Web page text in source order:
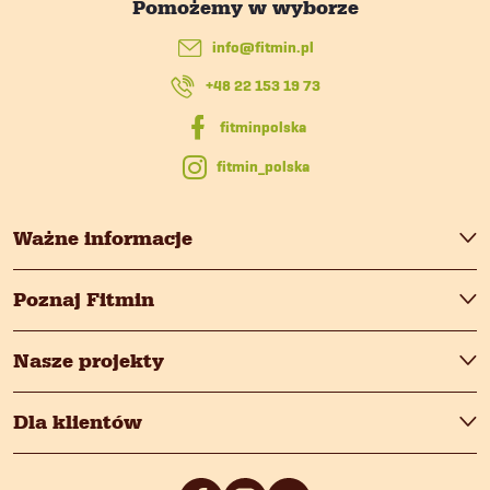
y
Ważne informacje
Poznaj Fitmin
Nasze projekty
Dla klientów
info@fitmin.pl
+48 22 153 19 73
fitmin_polska